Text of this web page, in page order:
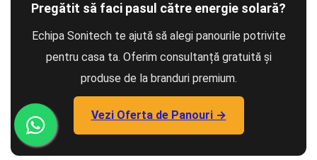
Pregătit să faci pasul către energie solară?
Echipa Sonitech te ajută să alegi panourile potrivite
pentru casa ta. Oferim consultanță gratuită și
produse de la branduri premium.
Vezi Oferta de Panouri →